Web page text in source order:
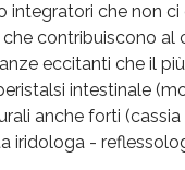
che non ci
contribuiscono al
eccitanti che il
intestinale
anche forti
iridologa -